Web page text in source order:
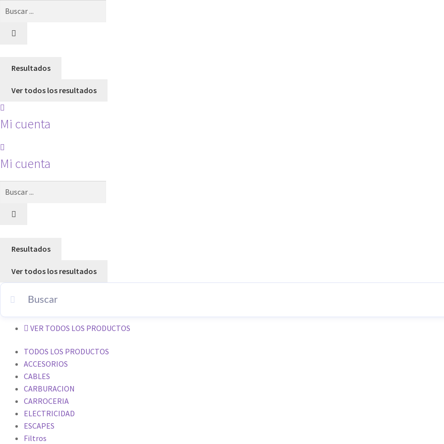
Resultados
Ver todos los resultados
Mi cuenta
Mi cuenta
Resultados
Ver todos los resultados
VER TODOS LOS PRODUCTOS
TODOS LOS PRODUCTOS
ACCESORIOS
CABLES
CARBURACION
CARROCERIA
ELECTRICIDAD
ESCAPES
Filtros